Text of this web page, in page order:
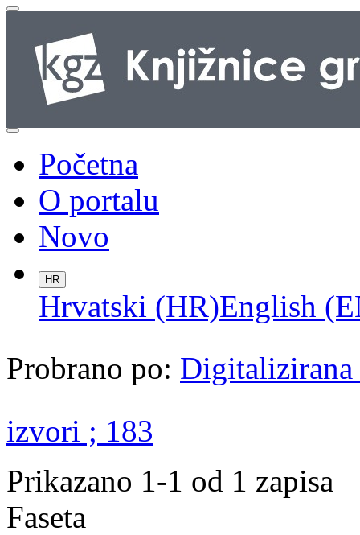
Početna
O portalu
Novo
HR
Hrvatski (HR)English
Probrano po: Digitalizirana
izvori ; 183
Prikazano 1-1 od 1 zapisa
Faseta